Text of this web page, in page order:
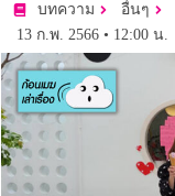
บทความ อื่นๆ
13 ก.พ. 2566 • 12:00 น.